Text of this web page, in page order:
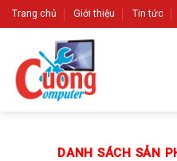
Skip
to
Trang chủ Giới thiệu Tin tức
DANH SÁCH SẢN